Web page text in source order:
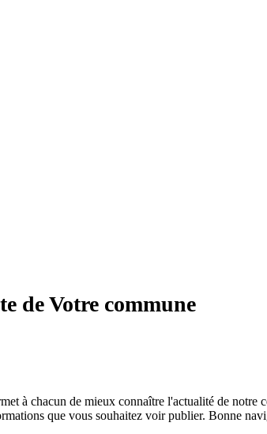
de Votre commune
à chacun de mieux connaître l'actualité de
que vous souhaitez voir publier. Bonne